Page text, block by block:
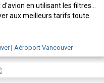
en utilisant les filtres...
aux meilleurs tarifs toute
| Aéroport Vancouver